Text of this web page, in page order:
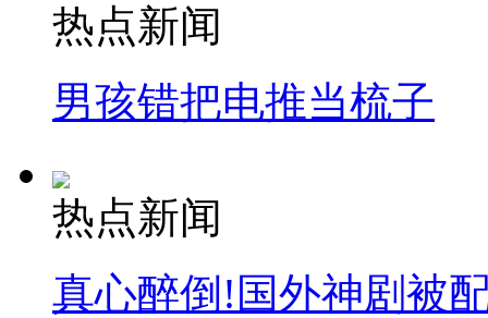
热点新闻
男孩错把电推当梳子
热点新闻
真心醉倒!国外神剧被